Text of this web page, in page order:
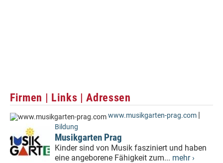
Firmen | Links | Adressen
www.musikgarten-prag.com |
Bildung
Musikgarten Prag
Kinder sind von Musik fasziniert und haben
eine angeborene Fähigkeit zum... mehr ›